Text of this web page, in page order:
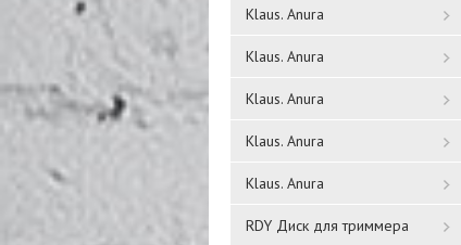
Klaus. Anura
Klaus. Anura
Klaus. Anura
Klaus. Anura
Klaus. Anura
RDY Диск для триммера